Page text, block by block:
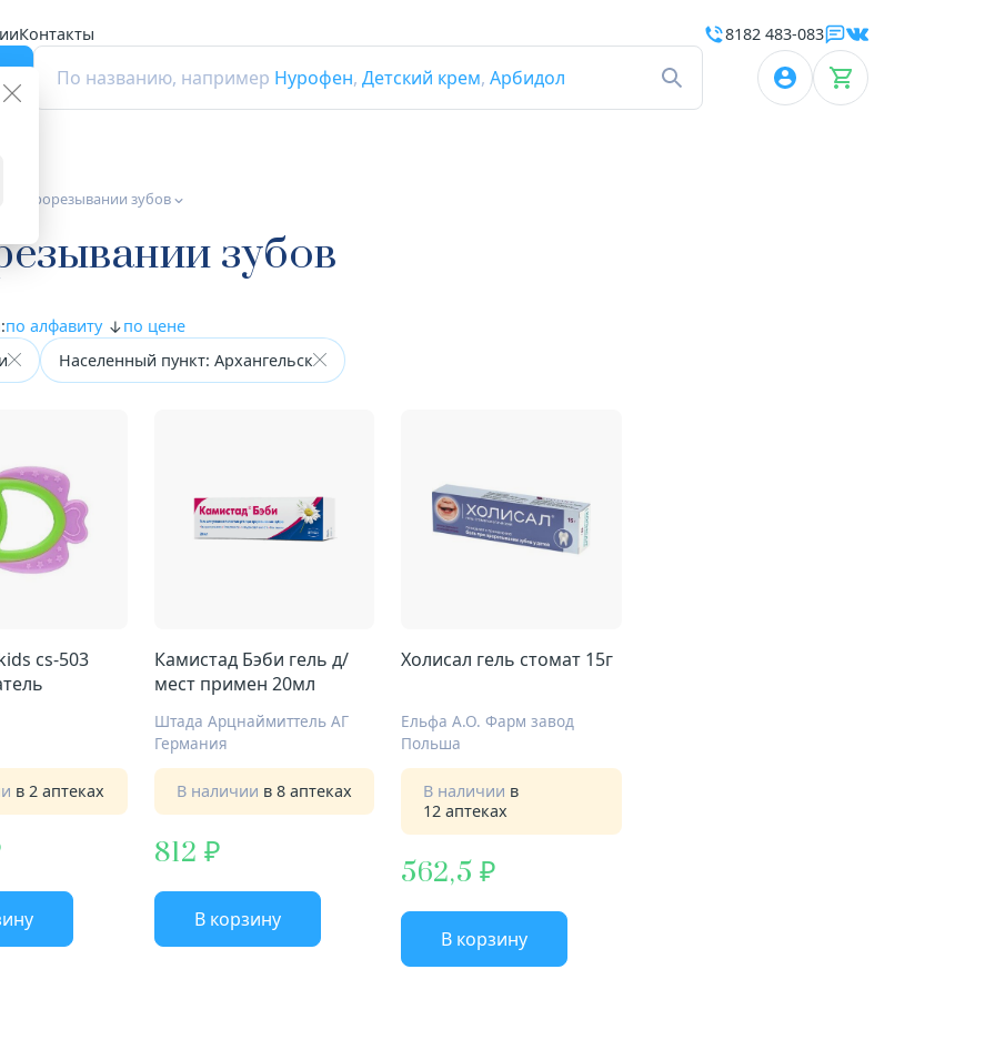
Контакты
По названию, например Нурофен, Детский крем, Арбидол
8182 483-083
при прорезывании зубов
зубов
по алфавиту
по цене
Населенный пункт: Архангельск
cs-503
в 2 аптеках
Камистад Бэби гель д/
мест примен 20мл
Штада Арцнаймиттель АГ
Германия
В наличии в 8 аптеках
812
В корзину
Холисал гель стомат 15г
Ельфа А.О. Фарм завод
Польша
В наличии в
12 аптеках
562,5
В корзину